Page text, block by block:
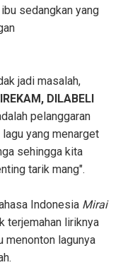
sedangkan yang
jadi masalah,
DILABELI
pelanggaran
yang menarget
sehingga kita
tarik mang".
Indonesia Mirai
terjemahan liriknya
menonton lagunya